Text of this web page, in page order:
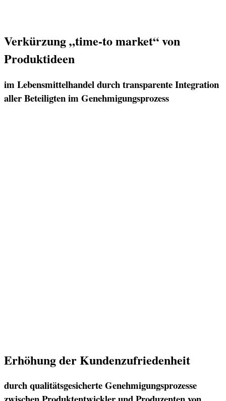
Verkürzung „time-to market“ von
Produktideen
im Lebensmittelhandel durch transparente Integration
aller Beteiligten im Genehmigungsprozess
Erhöhung der Kundenzufriedenheit
durch qualitätsgesicherte Genehmigungsprozesse